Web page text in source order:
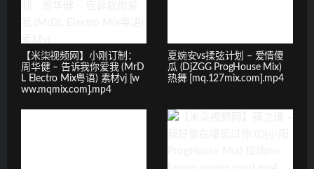
【米柒视频网】小刚订制：
周华健 – 告诉我你爱我 (MrD
L Electro Mix粤语) 素材vj [w
ww.mqmix.com].mp4
夏婉安vs揉弦计划 – 爱情傻
瓜 (DjZGG ProgHouse Mix)
热舞 [mq.127mix.com].mp4